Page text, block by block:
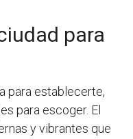
para
para establecerte,
para escoger. El
y vibrantes que